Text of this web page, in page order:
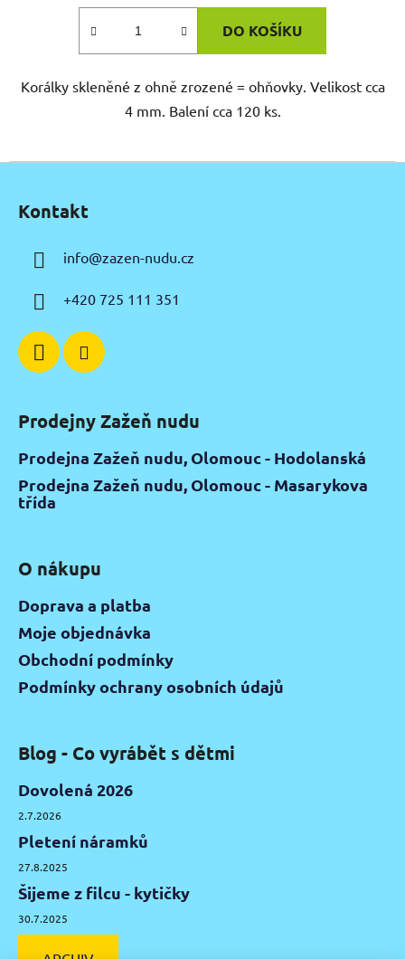
DO KOŠÍKU
Korálky skleněné z ohně zrozené = ohňovky. Velikost cca
4 mm. Balení cca 120 ks.
Kontakt
info@zazen-nudu.cz
+420 725 111 351
Prodejny Zažeň nudu
Prodejna Zažeň nudu, Olomouc - Hodolanská
Prodejna Zažeň nudu, Olomouc - Masarykova
třída
O nákupu
Doprava a platba
Moje objednávka
Obchodní podmínky
Podmínky ochrany osobních údajů
Blog - Co vyrábět s dětmi
Dovolená 2026
2.7.2026
Pletení náramků
27.8.2025
Šijeme z filcu - kytičky
30.7.2025